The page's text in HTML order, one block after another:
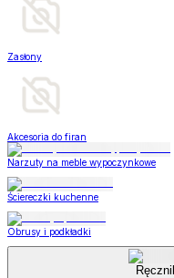
Zasłony
Akcesoria do firan
Narzuty na meble wypoczynkowe
Ściereczki kuchenne
Obrusy i podkładki